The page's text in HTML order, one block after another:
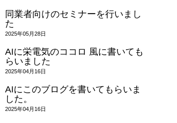
同業者向けのセミナーを行いまし
た
2025年05月28日
AIに栄電気のココロ 風に書いても
らいました
2025年04月16日
AIにこのブログを書いてもらいま
した。
2025年04月16日